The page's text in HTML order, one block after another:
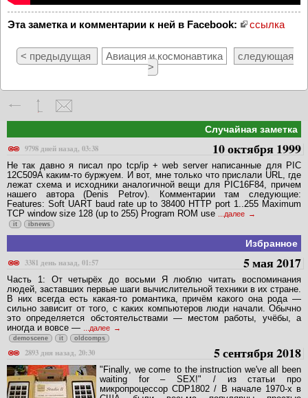
Эта заметка и комментарии к ней в Facebook: ссылка
< предыдущая Авиация и космонавтика
следующая
>
Случайная заметка
9798 дней назад, 03:38
10 октября 1999
Не так давно я писал про tcp/ip + web server написанные для PIC
12C509A каким-то буржуем. И вот, мне только что прислали URL, где
лежат схема и исходники аналогичной вещи для PIC16F84, причем
нашего автора (Denis Petrov). Комментарии там следующие:
Features: Soft UART baud rate up to 38400 HTTP port 1..255 Maximum
TCP window size 128 (up to 255) Program ROM use
...далее
it ibnews
Избранное
3381 день назад, 01:57
5 мая 2017
Часть 1: От четырёх до восьми Я люблю читать воспоминания
людей, заставших первые шаги вычислительной техники в их стране.
В них всегда есть какая-то романтика, причём какого она рода —
сильно зависит от того, с каких компьютеров люди начали. Обычно
это определяется обстоятельствами — местом работы, учёбы, а
иногда и вовсе —
...далее
demoscene it oldcomps
2893 дня назад, 20:30 5 сентября 2018
"Finally, we come to the instruction we've all been
waiting for – SEX!" / из статьи про
микропроцессор CDP1802 / В начале 1970-х в